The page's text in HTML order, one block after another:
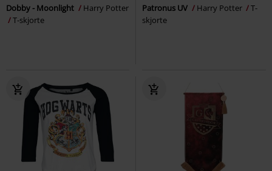
Dobby - Moonlight
Harry Potter
T-skjorte
Patronus UV Harry Potter
T-
skjorte